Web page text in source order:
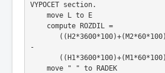
VYPOCET section.
move L to E
compute ROZDIL =
-
move " " to RADEK